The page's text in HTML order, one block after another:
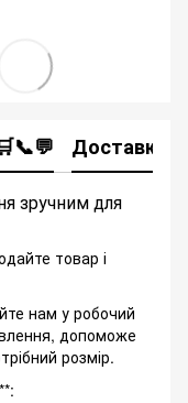
Доставка
зручним для
товар і
нам у робочий
допоможе
розмір.
**: